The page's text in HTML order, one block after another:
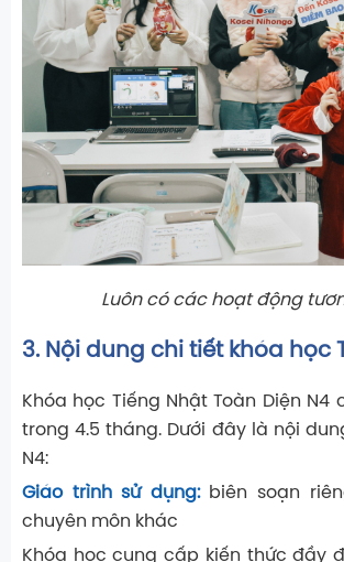
Luôn có các hoạt động
3. Nội dung chi tiết khóa học
Khóa học Tiếng Nhật Toàn Diện
trong 4.5 tháng. Dưới đây là nội
N4:
Giáo trình sử dụng: biên soạn
chuyên môn khác
Khóa học cung cấp kiến thức đầy